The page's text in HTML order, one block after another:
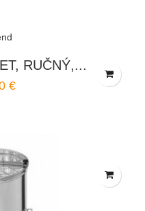
RUČNÝ,...
€